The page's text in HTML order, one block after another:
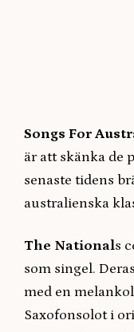
Songs For
är att skänka de
senaste tidens
australienska
The Nationals
som singel.
med en
Saxofonsolot i